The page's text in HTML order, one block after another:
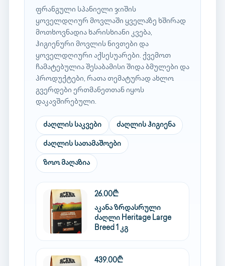
ფრანგული სპანიელი ჯიშის
ყოველდღიურ მოვლაში ყველაზე ხშირად
მოთხოვნადია ხარისხიანი კვება,
ჰიგიენური მოვლის ნივთები და
ყოველდღიური აქსესუარები. ქვემოთ
ჩამატებულია შესაბამისი შიდა ბმულები და
პროდუქტები, რათა თემატურად ახლო
გვერდები ერთმანეთთან იყოს
დაკავშირებული.
ძაღლის საკვები ძაღლის ჰიგიენა
ძაღლის სათამაშოები
ზოო მაღაზია
26.00₾
აკანა ზრდასრული
ძაღლი Heritage Large
Breed 1 კგ
439.00₾